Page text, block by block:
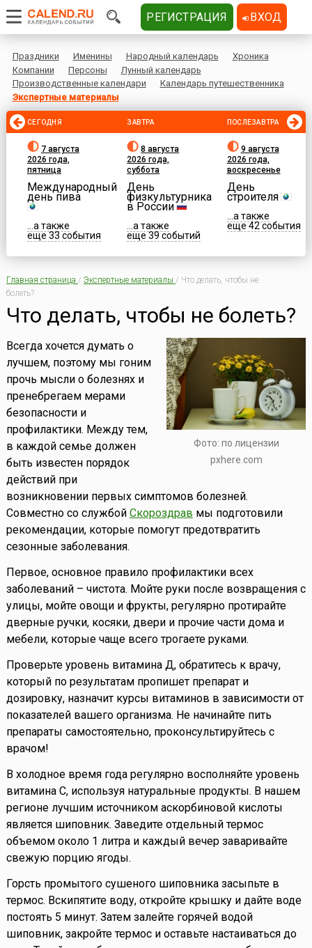
Праздники Именины Народный календарь
Хроника
Компании
Персоны
Лунный календарь
Производственные календари
Календарь путешественника
Экспертные материалы
СЕГОДНЯ
7 августа
2026 года,
пятница
Международный
день пива
...а также
еще 33 события
ЗАВТРА
8 августа
2026 года,
суббота
День
физкультурника
в России
...а также
еще 39 событий
ПОСЛЕЗАВТРА
9 августа
2026 года,
воскресенье
День
строителя
...а также
еще 42 события
Главная страница / Экспертные материалы / Что делать, чтобы не
болеть?
Что делать, чтобы не болеть?
Фото: по лицензии
pxhere.com
Всегда хочется думать о
лучшем, поэтому мы гоним
прочь мысли о болезнях и
пренебрегаем мерами
безопасности и
профилактики. Между тем,
в каждой семье должен
быть известен порядок
действий при
возникновении первых симптомов болезней.
Совместно со службой Скороздрав мы подготовили
рекомендации, которые помогут предотвратить
сезонные заболевания.
Первое, основное правило профилактики всех
заболеваний – чистота. Мойте руки после возвращения с
улицы, мойте овощи и фрукты, регулярно протирайте
дверные ручки, косяки, двери и прочие части дома и
мебели, которые чаще всего трогаете руками.
Проверьте уровень витамина Д, обратитесь к врачу,
который по результатам пропишет препарат и
дозировку, назначит курсы витаминов в зависимости от
показателей вашего организма. Не начинайте пить
препараты самостоятельно, проконсультируйтесь с
врачом!
В холодное время года регулярно восполняйте уровень
витамина С, используя натуральные продукты. В нашем
регионе лучшим источником аскорбиновой кислоты
является шиповник. Заведите отдельный термос
объемом около 1 литра и каждый вечер заваривайте
свежую порцию ягоды.
Горсть промытого сушеного шиповника засыпьте в
термос. Вскипятите воду, откройте крышку и дайте воде
постоять 5 минут. Затем залейте горячей водой
шиповник, закройте термос и оставьте настаиваться до
РЕГИСТРАЦИЯ ВХОД